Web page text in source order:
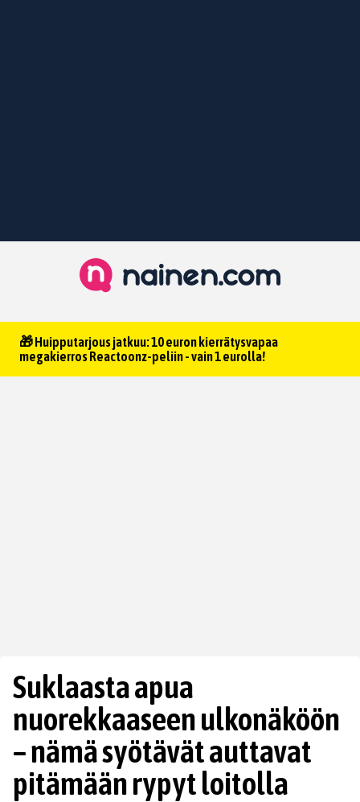
🎁 Huipputarjous jatkuu: 10 euron kierrätysvapaa
megakierros Reactoonz-peliin - vain 1 eurolla!
Suklaasta apua
nuorekkaaseen ulkonäköön
– nämä syötävät auttavat
pitämään rypyt loitolla